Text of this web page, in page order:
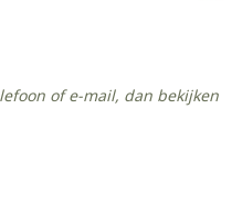
of e-mail, dan bekijken